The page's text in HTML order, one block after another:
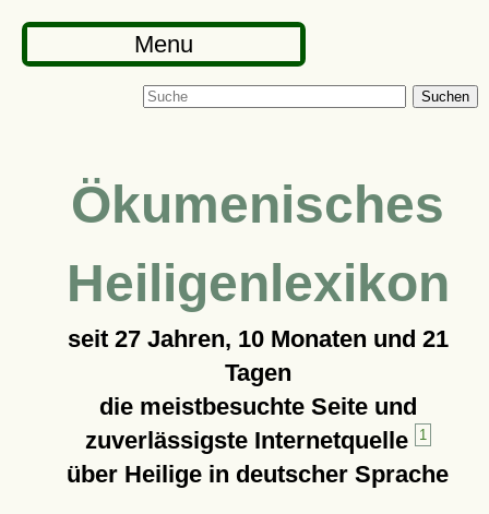
Menu
Suchen
Ökumenisches
Heiligenlexikon
seit 27 Jahren, 10 Monaten und 21
Tagen
die meistbesuchte Seite und
zuverlässigste Internetquelle
1
über Heilige in deutscher Sprache